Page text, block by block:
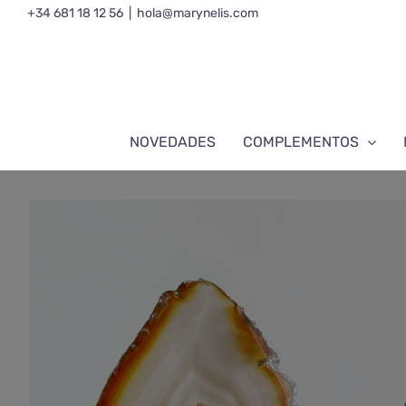
Saltar+34 681 18 12 56 hola@marynelis.com
NOVEDADES COMPLEMENTOS